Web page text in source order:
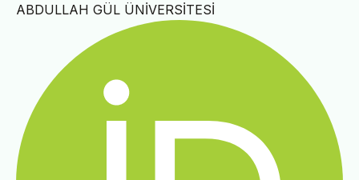
ABDULLAH GÜL ÜNİVERSİTESİ